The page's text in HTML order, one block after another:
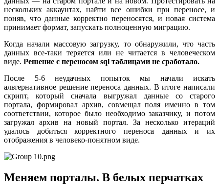
нескольких аккаунтах, найти все ошибки при переносе, и
поняв, что данные корректно переносятся, и новая система
принимает формат, запускать полноценную миграцию.
Когда начали массовую загрузку, то обнаружили, что часть
данных все-таки теряется или не читается в человеческом
виде. Решение с переносом sql таблицами не сработало.
После 5-6 неудачных попыток мы начали искать
альтернативное решение переноса данных. В итоге написали
скрипт, который сначала выгружал данные со старого
портала, формировал архив, совмещал поля именно в том
соответствии, которое было необходимо заказчику, и потом
загружал архив на новый портал. За несколько итераций
удалось добиться корректного переноса данных и их
отображения в человеко-понятном виде.
Меняем порталы. В белых перчатках